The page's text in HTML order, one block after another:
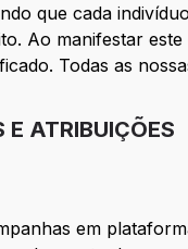
que cada
Ao manifestar
Todas as
E ATRIBUIÇÕES
em